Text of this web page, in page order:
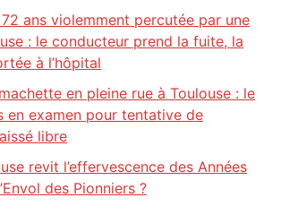
ans violemment percutée par une
: le conducteur prend la fuite, la
à l’hôpital
en pleine rue à Toulouse : le
en examen pour tentative de
libre
revit l’effervescence des Années
des Pionniers ?